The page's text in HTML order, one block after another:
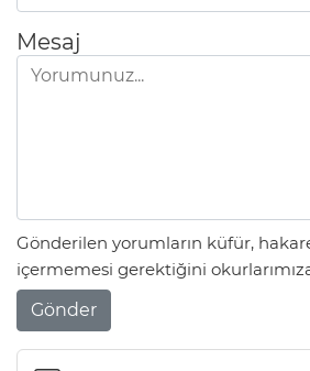
Mesaj
Gönderilen yorumların küfür,
içermemesi gerektiğini
Gönder